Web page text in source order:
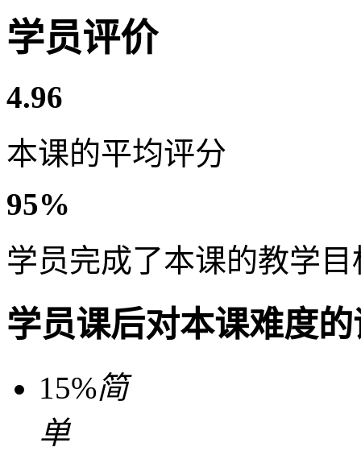
学员评价
4.96
本课的平均评分
95%
学员完成了本课的教学目
学员课后对本课难度
15%简
单